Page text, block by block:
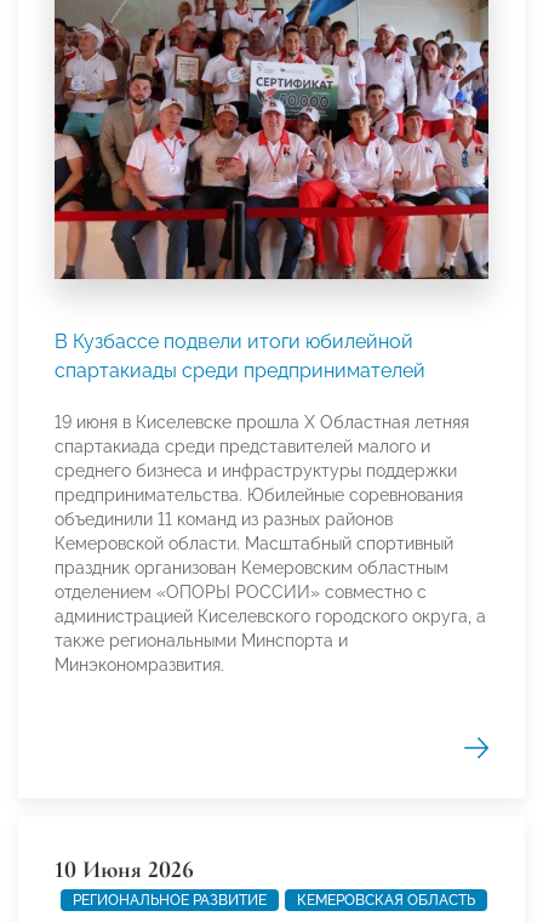
В Кузбассе подвели итоги юбилейной
спартакиады среди предпринимателей
19 июня в Киселевске прошла X Областная летняя
спартакиада среди представителей малого и
среднего бизнеса и инфраструктуры поддержки
предпринимательства. Юбилейные соревнования
объединили 11 команд из разных районов
Кемеровской области. Масштабный спортивный
праздник организован Кемеровским областным
отделением «ОПОРЫ РОССИИ» совместно с
администрацией Киселевского городского округа, а
также региональными Минспорта и
Минэкономразвития.
10 Июня 2026
РЕГИОНАЛЬНОЕ РАЗВИТИЕ КЕМЕРОВСКАЯ ОБЛАСТЬ